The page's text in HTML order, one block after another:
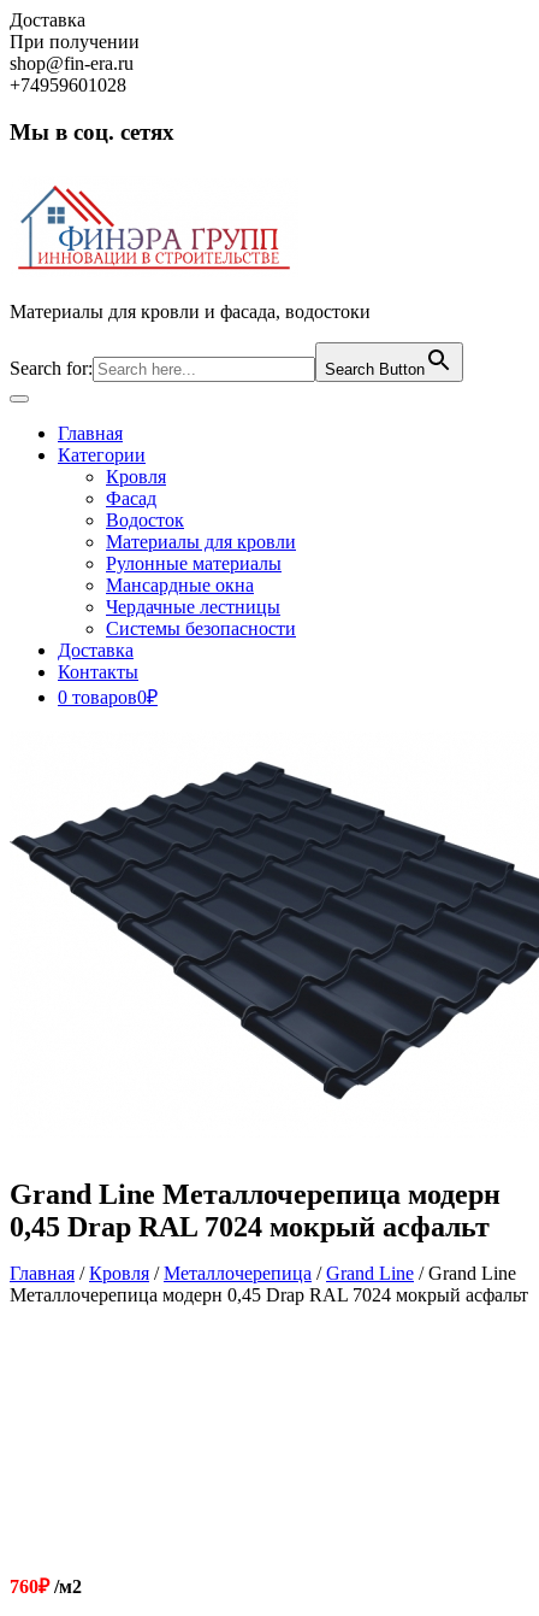
Skip
to
content
Доставка
При получении
shop@fin-era.ru
+74959601028
Мы в соц. сетях
Материалы для кровли и фасада, водостоки
Search for: Search Button
Open
ButtonГлавная
Категории
Кровля
Фасад
Водосток
Материалы для кровли
Рулонные материалы
Мансардные окна
Чердачные лестницы
Системы безопасности
Доставка
Контакты
0 товаров0₽
Grand Line Металлочерепица модерн
0,45 Drap RAL 7024 мокрый асфальт
Главная /Кровля /Металлочерепица /Grand Line / Grand Line
Металлочерепица модерн 0,45 Drap RAL 7024 мокрый асфальт
760₽/м2